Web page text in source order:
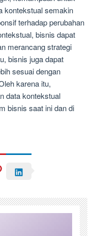
kontekstual semakin
terhadap perubahan
bisnis dapat
merancang strategi
bisnis juga dapat
sesuai dengan
karena itu,
data kontekstual
bisnis saat ini dan di